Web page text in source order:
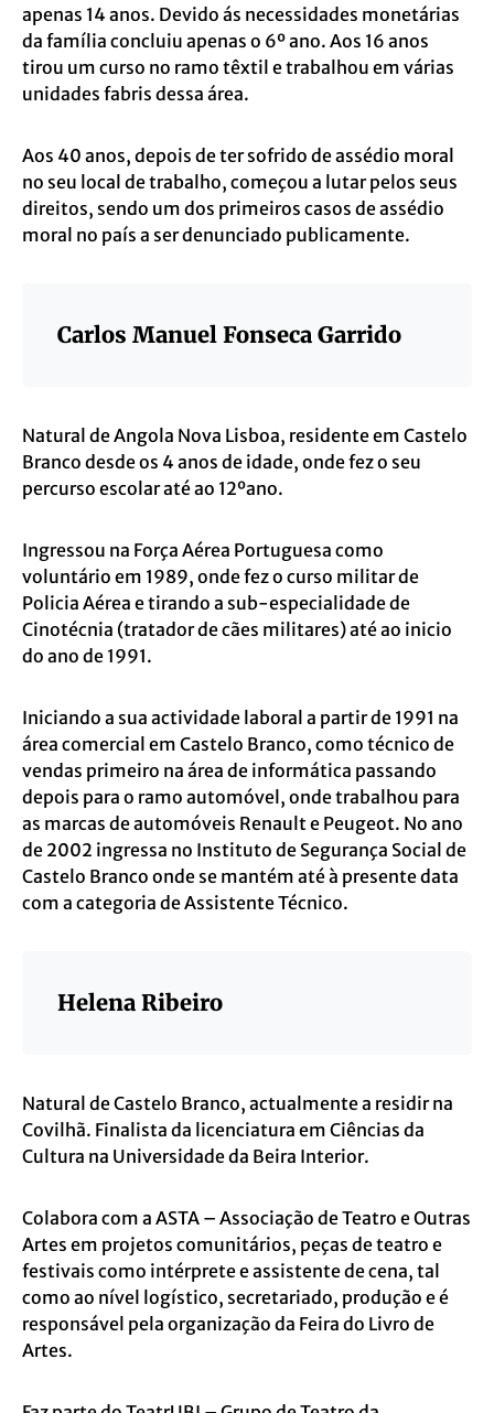
apenas 14 anos. Devido ás necessidades monetárias
da família concluiu apenas o 6º ano. Aos 16 anos
tirou um curso no ramo têxtil e trabalhou em várias
unidades fabris dessa área.
Aos 40 anos, depois de ter sofrido de assédio moral
no seu local de trabalho, começou a lutar pelos seus
direitos, sendo um dos primeiros casos de assédio
moral no país a ser denunciado publicamente.
Carlos Manuel Fonseca Garrido
Natural de Angola Nova Lisboa, residente em Castelo
Branco desde os 4 anos de idade, onde fez o seu
percurso escolar até ao 12ºano.
Ingressou na Força Aérea Portuguesa como
voluntário em 1989, onde fez o curso militar de
Policia Aérea e tirando a sub-especialidade de
Cinotécnia (tratador de cães militares) até ao inicio
do ano de 1991.
Iniciando a sua actividade laboral a partir de 1991 na
área comercial em Castelo Branco, como técnico de
vendas primeiro na área de informática passando
depois para o ramo automóvel, onde trabalhou para
as marcas de automóveis Renault e Peugeot. No ano
de 2002 ingressa no Instituto de Segurança Social de
Castelo Branco onde se mantém até à presente data
com a categoria de Assistente Técnico.
Helena Ribeiro
Natural de Castelo Branco, actualmente a residir na
Covilhã. Finalista da licenciatura em Ciências da
Cultura na Universidade da Beira Interior.
Colabora com a ASTA – Associação de Teatro e Outras
Artes em projetos comunitários, peças de teatro e
festivais como intérprete e assistente de cena, tal
como ao nível logístico, secretariado, produção e é
responsável pela organização da Feira do Livro de
Artes.